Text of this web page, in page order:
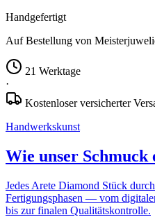
Handgefertigt
Auf Bestellung von
21 Werktage
·
Kostenloser versicherter
Handwerkskunst
Wie unser Schmuck
Jedes Arete Diamond Stück
Fertigungsphasen — vom
bis zur finalen Qualitätskontrolle.